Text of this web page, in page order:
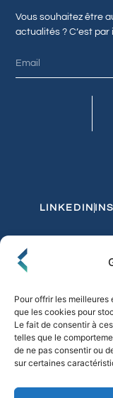
Pour offrir les
que les cookies pour
Le fait de consentir à
telles que le
de ne pas consentir ou
sur certaines
Vous souhaitez être
actualités ? C’est par
LINKEDIN
Politique de
© 2026